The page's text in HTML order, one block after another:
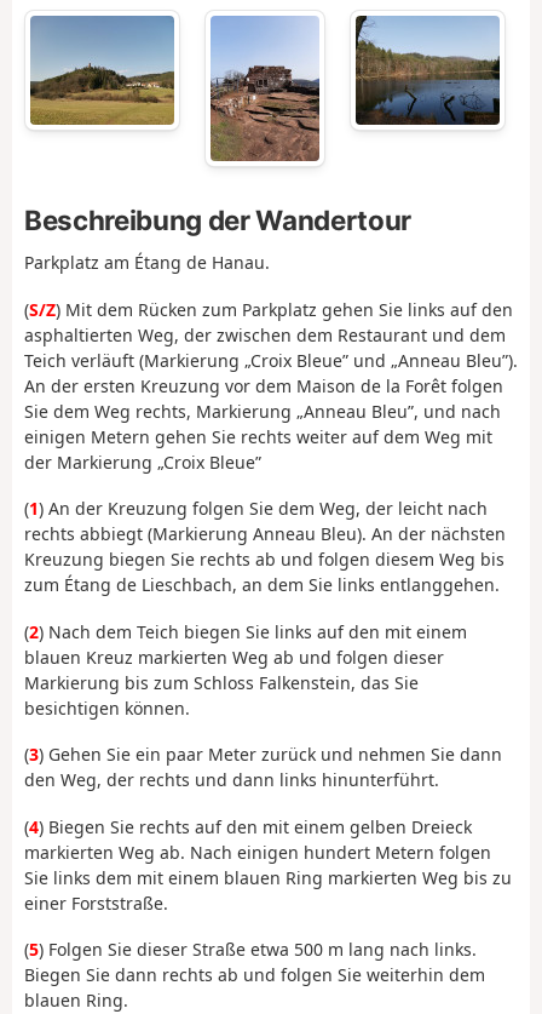
Beschreibung der Wandertour
Parkplatz am Étang de Hanau.
(S/Z) Mit dem Rücken zum Parkplatz gehen Sie links auf den
asphaltierten Weg, der zwischen dem Restaurant und dem
Teich verläuft (Markierung „Croix Bleue” und „Anneau Bleu”).
An der ersten Kreuzung vor dem Maison de la Forêt folgen
Sie dem Weg rechts, Markierung „Anneau Bleu”, und nach
einigen Metern gehen Sie rechts weiter auf dem Weg mit
der Markierung „Croix Bleue”
(1) An der Kreuzung folgen Sie dem Weg, der leicht nach
rechts abbiegt (Markierung Anneau Bleu). An der nächsten
Kreuzung biegen Sie rechts ab und folgen diesem Weg bis
zum Étang de Lieschbach, an dem Sie links entlanggehen.
(2) Nach dem Teich biegen Sie links auf den mit einem
blauen Kreuz markierten Weg ab und folgen dieser
Markierung bis zum Schloss Falkenstein, das Sie
besichtigen können.
(3) Gehen Sie ein paar Meter zurück und nehmen Sie dann
den Weg, der rechts und dann links hinunterführt.
(4) Biegen Sie rechts auf den mit einem gelben Dreieck
markierten Weg ab. Nach einigen hundert Metern folgen
Sie links dem mit einem blauen Ring markierten Weg bis zu
einer Forststraße.
(5) Folgen Sie dieser Straße etwa 500 m lang nach links.
Biegen Sie dann rechts ab und folgen Sie weiterhin dem
blauen Ring.